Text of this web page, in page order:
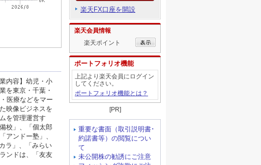
楽天FX口座を開設
楽天会員情報
楽天ポイント
ポートフォリオ機能
上記より楽天会員にログイン
してください。
ポートフォリオ機能とは？
[PR]
重要な書面（取引説明書･
約諾書等）の閲覧につい
て
未公開株の勧誘にご注意